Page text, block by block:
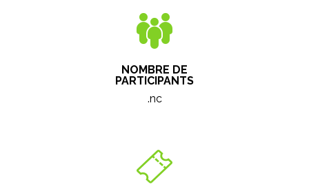
NOMBRE DE
PARTICIPANTS
.nc